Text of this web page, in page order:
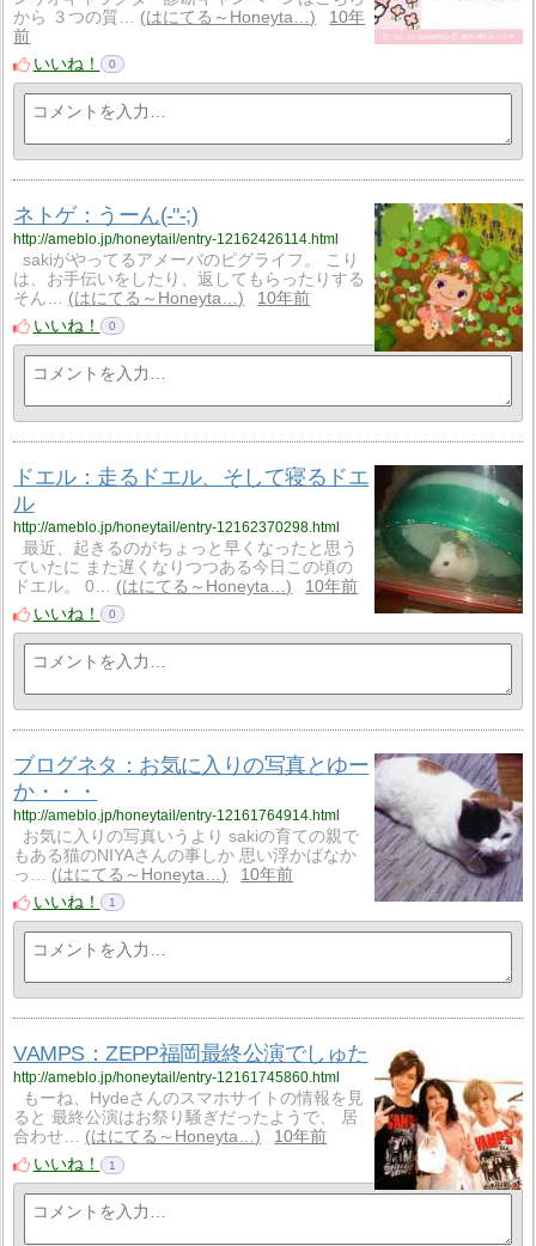
から ３つの質…
はにてる～Honeyta…
10年
前
いいね！
0
ネトゲ：うーん(-"-;)
http://ameblo.jp/honeytail/entry-12162426114.html
sakiがやってるアメーバのピグライフ。 こり
は、お手伝いをしたり、返してもらったりする
そん…
はにてる～Honeyta…
10年前
いいね！
0
ドエル：走るドエル、そして寝るドエ
ル
http://ameblo.jp/honeytail/entry-12162370298.html
最近、起きるのがちょっと早くなったと思う
ていたに また遅くなりつつある今日この頃の
ドエル。 0…
はにてる～Honeyta…
10年前
いいね！
0
ブログネタ：お気に入りの写真とゆー
か・・・
http://ameblo.jp/honeytail/entry-12161764914.html
お気に入りの写真いうより sakiの育ての親で
もある猫のNIYAさんの事しか 思い浮かばなか
っ…
はにてる～Honeyta…
10年前
いいね！
1
VAMPS：ZEPP福岡最終公演でしゅた
http://ameblo.jp/honeytail/entry-12161745860.html
もーね、Hydeさんのスマホサイトの情報を見
ると 最終公演はお祭り騒ぎだったようで、 居
合わせ…
はにてる～Honeyta…
10年前
いいね！
1